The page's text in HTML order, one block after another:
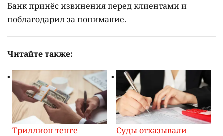
Банк принёс извинения перед клиентами и
поблагодарил за понимание.
Читайте также:
Триллион тенге
Суды отказывали